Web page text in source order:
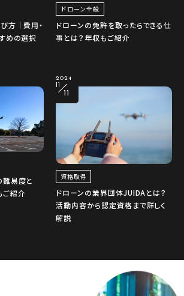
方｜費用・
めの選択
ドローン全般
ドローンの免許を取ったらできる仕
事とは？年収もご紹介
難易度と
ご紹介
2024
資格取得
ドローンの業界団体JUIDAとは？
活動内容から認定資格まで詳しく
解説